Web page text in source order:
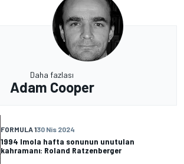
Daha fazlası
Adam Cooper
FORMULA 130 Nis 2024
1994 Imola hafta sonunun unutulan
kahramanı: Roland Ratzenberger